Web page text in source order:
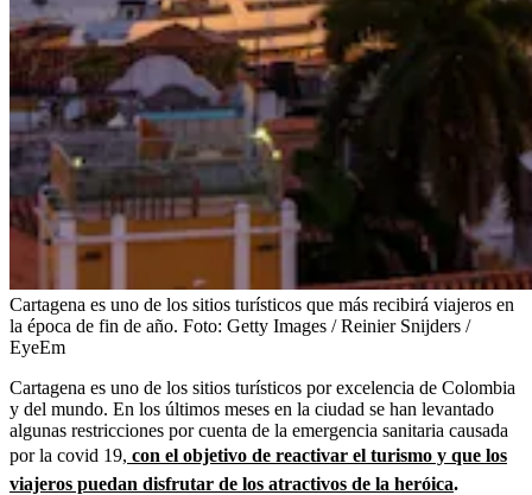
Cartagena es uno de los sitios turísticos que más recibirá viajeros en
la época de fin de año. Foto: Getty Images / Reinier Snijders /
EyeEm
Cartagena es uno de los sitios turísticos por excelencia de Colombia
y del mundo. En los últimos meses en la ciudad se han levantado
algunas restricciones por cuenta de la emergencia sanitaria causada
por la covid 19, con el objetivo de reactivar el turismo y que los
viajeros puedan disfrutar de los atractivos de la heróica.